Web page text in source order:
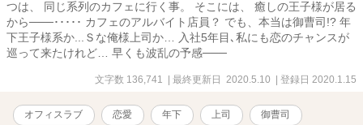
つは、 同じ系列のカフェに行く事。 そこには、 癒しの王子様が居る
から───･････ カフェのアルバイト店員？ でも、本当は御曹司!? 年
下王子様系か...Ｓな俺様上司か… 入社5年目､私にも恋のチャンスが
巡って来たけれど… 早くも波乱の予感───
文字数 136,741 | 最終更新日 2020.5.10 | 登録日 2020.1.15
オフィスラブ 恋愛 年下 上司 御曹司